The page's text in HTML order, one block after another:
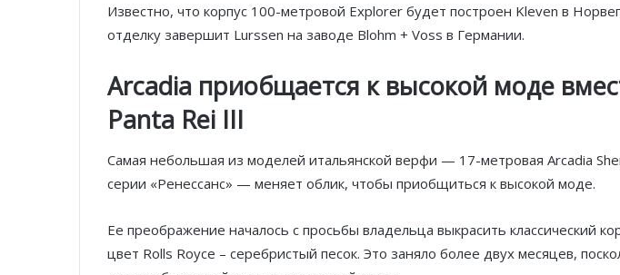
Известно, что корпус 100-метровой Explorer будет построен Kleven в
отделку завершит Lurssen на заводе Blohm + Voss в Германии.
Arcadia приобщается к высокой моде
Panta Rei III
Самая небольшая из моделей итальянской верфи — 17-метровая Arcadia
серии «Ренессанс» — меняет облик, чтобы приобщиться к высокой моде.
Ее преображение началось с просьбы владельца выкрасить классический
цвет Rolls Royce – серебристый песок. Это заняло более двух месяцев,
Шарлен
Красного
Ferrari
паузой